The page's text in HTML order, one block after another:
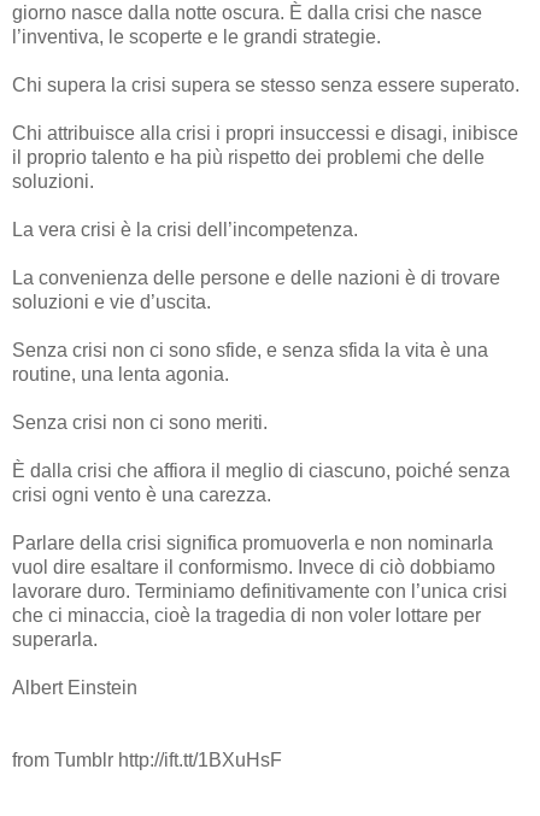
giorno nasce dalla notte oscura. È dalla crisi che nasce
l’inventiva, le scoperte e le grandi strategie.
Chi supera la crisi supera se stesso senza essere superato.
Chi attribuisce alla crisi i propri insuccessi e disagi, inibisce
il proprio talento e ha più rispetto dei problemi che delle
soluzioni.
La vera crisi è la crisi dell’incompetenza.
La convenienza delle persone e delle nazioni è di trovare
soluzioni e vie d’uscita.
Senza crisi non ci sono sfide, e senza sfida la vita è una
routine, una lenta agonia.
Senza crisi non ci sono meriti.
È dalla crisi che affiora il meglio di ciascuno, poiché senza
crisi ogni vento è una carezza.
Parlare della crisi significa promuoverla e non nominarla
vuol dire esaltare il conformismo. Invece di ciò dobbiamo
lavorare duro. Terminiamo definitivamente con l’unica crisi
che ci minaccia, cioè la tragedia di non voler lottare per
superarla.
Albert Einstein
from Tumblr http://ift.tt/1BXuHsF